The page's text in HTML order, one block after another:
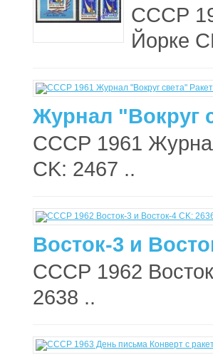
СССР
Йорке
Журнал "Вокруг
СССР 1961
CK: 2467 ..
Восток-3 и
СССР 1962
2638 ..